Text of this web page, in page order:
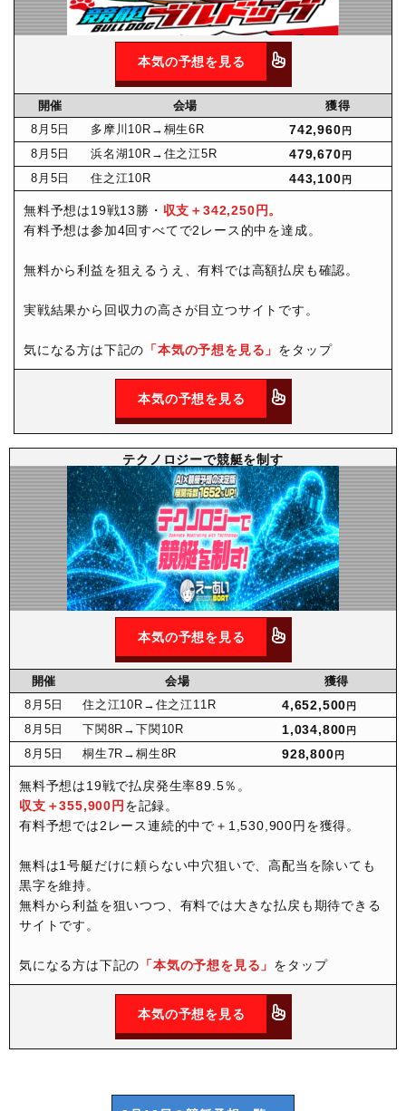
本気の予想を見る
開催 会場
獲得
8月 5日 多摩川10R →桐生6R 742,960 円
8月 5日 浜名湖10R →住之江5R 479,670 円
8月 5日 住之江10R 443,100 円
無料予想は19戦13勝・ 収支＋342,250円。
有料予想は参加4回すべてで2レース的中を達成。
無料から利益を狙えるうえ、有料では高額払戻も確認。
実戦結果から回収力の高さが目立つサイトです。
気になる方は下記の 「本気の予想を見る」 をタップ
本気の予想を見る
テクノロジーで競艇を制す
本気の予想を見る
開催 会場
獲得
8月 5日 住之江10R →住之江11R 4,652,500 円
8月 5日 下関8R →下関10R 1,034,800 円
8月 5日 桐生7R →桐生8R 928,800 円
無料予想は19戦で払戻発生率89.5％。
収支＋355,900円を記録。
有料予想では2レース連続的中で＋1,530,900円を獲得。
無料は1号艇だけに頼らない中穴狙いで、高配当を除いても
黒字を維持。
無料から利益を狙いつつ、有料では大きな払戻も期待できる
サイトです。
気になる方は下記の 「本気の予想を見る」 をタップ
本気の予想を見る